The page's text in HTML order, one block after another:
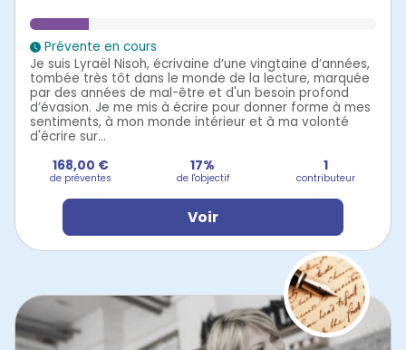
Prévente en cours
Je suis Lyraël Nisoh, écrivaine d’une vingtaine d’années,
tombée très tôt dans le monde de la lecture, marquée
par des années de mal-être et d'un besoin profond
d’évasion. Je me mis à écrire pour donner forme à mes
sentiments, à mon monde intérieur et à ma volonté
d'écrire sur...
168,00 €
de préventes
17%
de l'objectif
1
contributeur
Voir